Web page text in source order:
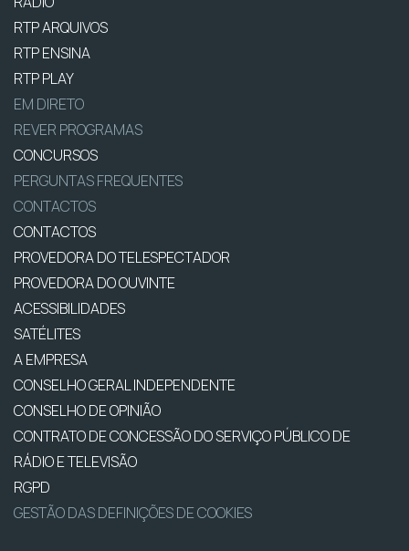
RTP ARQUIVOS
RTP ENSINA
RTP PLAY
EM DIRETO
REVER PROGRAMAS
CONCURSOS
PERGUNTAS FREQUENTES
CONTACTOS
CONTACTOS
PROVEDORA DO TELESPECTADOR
PROVEDORA DO OUVINTE
ACESSIBILIDADES
SATÉLITES
A EMPRESA
CONSELHO GERAL INDEPENDENTE
CONSELHO DE OPINIÃO
CONTRATO DE CONCESSÃO DO SERVIÇO PÚBLICO DE
RÁDIO E TELEVISÃO
RGPD
GESTÃO DAS DEFINIÇÕES DE COOKIES